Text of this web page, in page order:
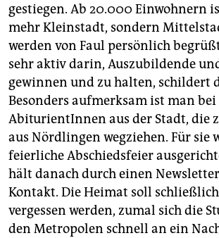
gestiegen. Ab 20.000 Einwohnern
mehr Kleinstadt, sondern
werden von Faul persönlich
sehr aktiv darin, Auszubildende
gewinnen und zu halten, schildert
Besonders aufmerksam ist man bei
AbiturientInnen aus der Stadt, die
aus Nördlingen wegziehen. Für sie
feierliche Abschiedsfeier
hält danach durch einen
Kontakt. Die Heimat soll
vergessen werden, zumal sich die
den Metropolen schnell an ein